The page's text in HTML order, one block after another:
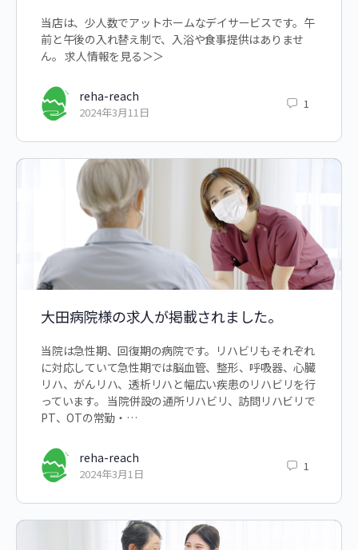
当店は、少人数でアットホームなデイサービスです。午
前と午後の入れ替え制で、入浴や食事提供はありませ
ん。 求人情報を見る＞＞
reha-reach
2024年3月11日
1
大田病院様の求人が掲載されました。
当院は急性期、回復期の病院です。リハビリもそれぞれ
に対応していて急性期では脳血管、整形、呼吸器、心臓
リハ、がんリハ、透析リハと幅広い疾患のリハビリを行
っています。 当院併設の通所リハビリ、訪問リハビリで
PT、OTの常勤・…
reha-reach
2024年3月1日
1